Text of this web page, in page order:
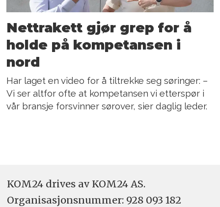
Nettrakett gjør grep for å
holde på kompetansen i
nord
Har laget en video for å tiltrekke seg søringer: –
Vi ser altfor ofte at kompetansen vi etterspør i
vår bransje forsvinner sørover, sier daglig leder.
KOM24 drives av KOM24 AS.
Organisasjons­nummer: 928 093 182